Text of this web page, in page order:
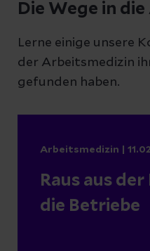
Die Wege in
Lerne einige unsere
der Arbeitsmedizin
gefunden haben.
Arbeitsmedizin |
Raus aus
die Betriebe